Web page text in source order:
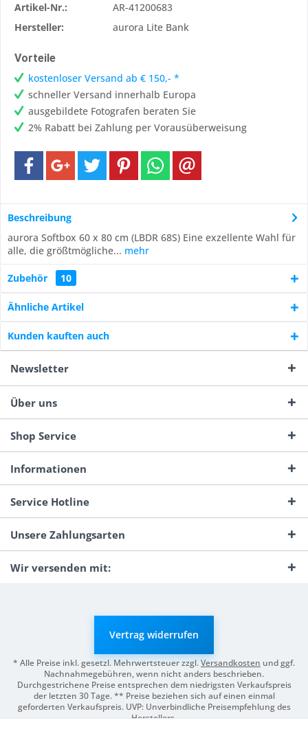
Artikel-Nr.:
AR-41200683
Hersteller:
aurora Lite Bank
Vorteile
kostenloser Versand ab € 150,- *
schneller Versand innerhalb Europa
ausgebildete Fotografen beraten Sie
2% Rabatt bei Zahlung per Vorausüberweisung
Beschreibung
aurora Softbox 60 x 80 cm (LBDR 68S) Eine exzellente Wahl für
alle, die größtmögliche... mehr
Zubehör 10
Ähnliche Artikel
Kunden kauften auch
Newsletter
Über uns
Shop Service
Informationen
Service Hotline
Unsere Zahlungsarten
Wir versenden mit:
Vertrag widerrufen
* Alle Preise inkl. gesetzl. Mehrwertsteuer zzgl.Versandkosten und ggf.
Nachnahmegebühren, wenn nicht anders beschrieben.
Durchgestrichene Preise entsprechen dem niedrigsten Verkaufspreis
der letzten 30 Tage. ** Preise beziehen sich auf einen einmal
geforderten Verkaufspreis. UVP: Unverbindliche Preisempfehlung des
Herstellers.